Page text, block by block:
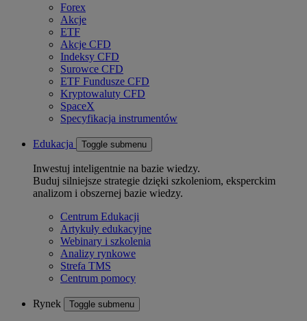
Forex
Akcje
ETF
Akcje CFD
Indeksy CFD
Surowce CFD
ETF Fundusze CFD
Kryptowaluty CFD
SpaceX
Specyfikacja instrumentów
Edukacja Toggle submenu
Inwestuj inteligentnie na bazie wiedzy.
Buduj silniejsze strategie dzięki szkoleniom, eksperckim
analizom i obszernej bazie wiedzy.
Centrum Edukacji
Artykuły edukacyjne
Webinary i szkolenia
Analizy rynkowe
Strefa TMS
Centrum pomocy
Rynek Toggle submenu